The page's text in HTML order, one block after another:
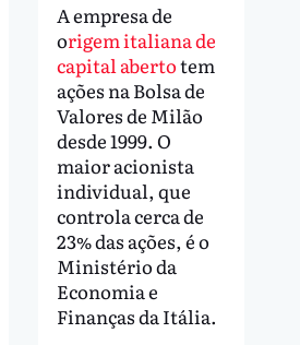
A empresa de
origem italiana de
capital abertotem
ações na Bolsa de
Valores de Milão
desde 1999. O
maior acionista
individual, que
controla cerca de
23% das ações, é o
Ministério da
Economia e
Finanças da Itália.